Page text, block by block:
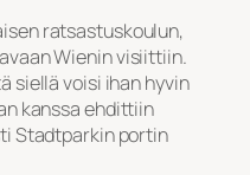
ratsastuskoulun,
Wienin visiittiin.
siellä voisi ihan hyvin
kanssa ehdittiin
Stadtparkin portin